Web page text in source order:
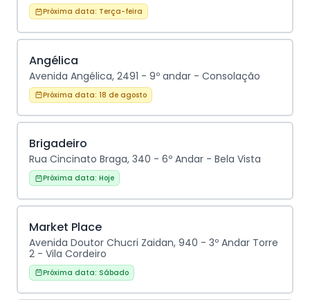
Próxima data: Terça-feira
Angélica
Avenida Angélica, 2491 - 9º andar - Consolação
Próxima data: 18 de agosto
Brigadeiro
Rua Cincinato Braga, 340 - 6º Andar - Bela Vista
Próxima data: Hoje
Market Place
Avenida Doutor Chucri Zaidan, 940 - 3º Andar Torre
2 - Vila Cordeiro
Próxima data: Sábado